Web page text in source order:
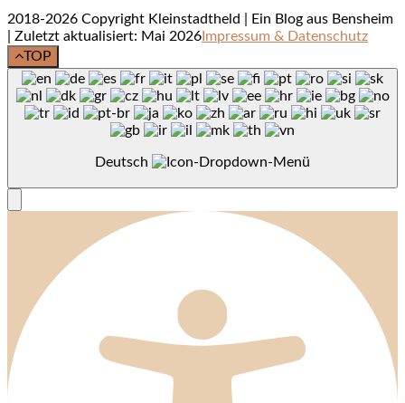
2018-2026 Copyright Kleinstadtheld | Ein Blog aus Bensheim
| Zuletzt aktualisiert: Mai 2026 Impressum & Datenschutz
TOP
Deutsch